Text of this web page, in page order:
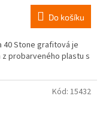
Do košíku
40 Stone grafitová je
probarveného plastu s
Kód: 15432